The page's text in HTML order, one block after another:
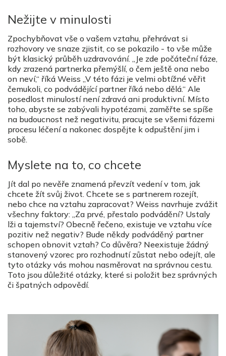
Nežijte v minulosti
Zpochybňovat vše o vašem vztahu, přehrávat si
rozhovory ve snaze zjistit, co se pokazilo - to vše může
být klasický průběh uzdravování. „Je zde počáteční fáze,
kdy zrazená partnerka přemýšlí, o čem ještě ona nebo
on neví,“ říká Weiss „V této fázi je velmi obtížné věřit
čemukoli, co podvádějící partner říká nebo dělá.“ Ale
posedlost minulostí není zdravá ani produktivní. Místo
toho, abyste se zabývali hypotézami, zaměřte se spíše
na budoucnost než negativitu, pracujte se všemi fázemi
procesu léčení a nakonec dospějte k odpuštění jim i
sobě.
Myslete na to, co chcete
Jít dal po nevěře znamená převzít vedení v tom, jak
chcete žít svůj život. Chcete se s partnerem rozejít,
nebo chce na vztahu zapracovat? Weiss navrhuje zvážit
všechny faktory: „Za prvé, přestalo podvádění? Ustaly
lži a tajemství? Obecně řečeno, existuje ve vztahu více
pozitiv než negativ? Bude někdy podváděný partner
schopen obnovit vztah? Co důvěra? Neexistuje žádný
stanovený vzorec pro rozhodnutí zůstat nebo odejít, ale
tyto otázky vás mohou nasměrovat na správnou cestu.
Toto jsou důležité otázky, které si položit bez správných
či špatných odpovědí.